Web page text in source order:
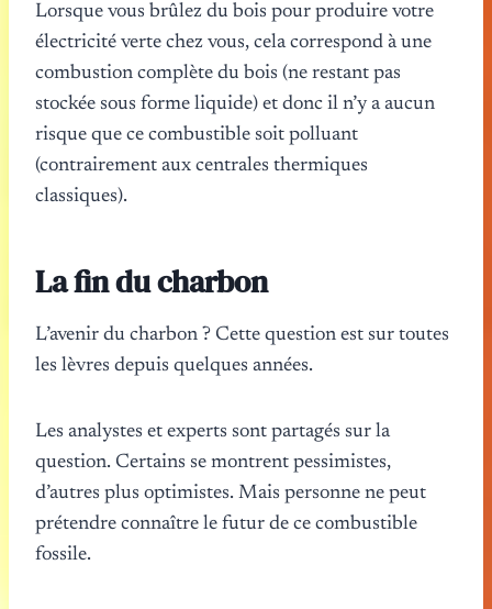
Lorsque vous brûlez du bois pour produire votre
électricité verte chez vous, cela correspond à une
combustion complète du bois (ne restant pas
stockée sous forme liquide) et donc il n’y a aucun
risque que ce combustible soit polluant
(contrairement aux centrales thermiques
classiques).
La fin du charbon
L’avenir du charbon ? Cette question est sur toutes
les lèvres depuis quelques années.
Les analystes et experts sont partagés sur la
question. Certains se montrent pessimistes,
d’autres plus optimistes. Mais personne ne peut
prétendre connaître le futur de ce combustible
fossile.